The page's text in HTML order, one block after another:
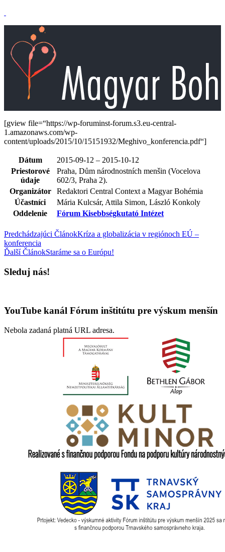
[gview file=“https://wp-foruminst-forum.s3.eu-central-
1.amazonaws.com/wp-
content/uploads/2015/10/15151932/Meghivo_konferencia.pdf“]
Dátum
2015-09-12 – 2015-10-12
Priestorové
údaje
Praha, Dům národnostních menšin (Vocelova
602/3, Praha 2).
Organizátor
Redaktori Central Context a Magyar Bohémia
Účastníci
Mária Kulcsár, Attila Simon, László Konkoly
Oddelenie
Fórum Kisebbségkutató Intézet
Predchádzajúci ČlánokKríza a globalizácia v regiónoch EÚ –
konferencia
Ďalší ČlánokStaráme sa o Európu!
Sleduj nás!
YouTube kanál Fórum inštitútu pre výskum menšín
Nebola zadaná platná URL adresa.